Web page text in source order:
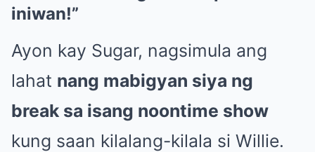
iniwan!”
Ayon kay Sugar, nagsimula ang
lahat nang mabigyan siya ng
break sa isang noontime show
kung saan kilalang-kilala si Willie.